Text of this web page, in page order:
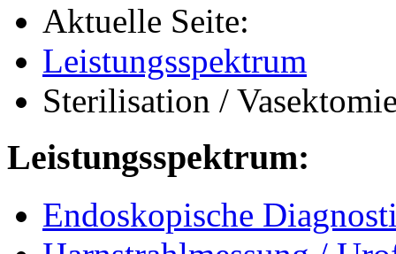
Aktuelle Seite:
Leistungsspektrum
Sterilisation /
Leistungsspektrum:
Endoskopische